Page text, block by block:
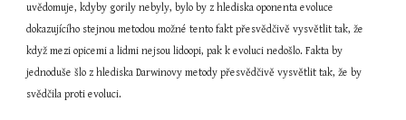
uvědomuje, kdyby gorily nebyly, bylo by z hlediska oponenta evoluce
dokazujícího stejnou metodou možné tento fakt přesvědčivě vysvětlit tak, že
když mezi opicemi a lidmi nejsou lidoopi, pak k evoluci nedošlo. Fakta by
jednoduše šlo z hlediska Darwinovy metody přesvědčivě vysvětlit tak, že by
svědčila proti evoluci.